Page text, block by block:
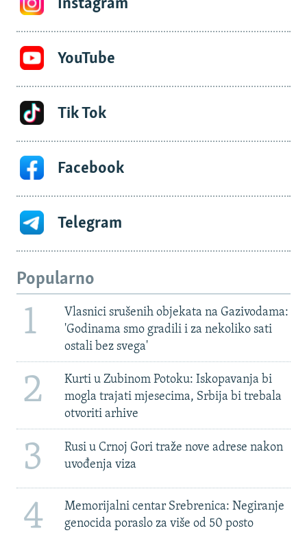
Instagram
YouTube
Tik Tok
Facebook
Telegram
Popularno
1
Vlasnici srušenih objekata na Gazivodama:
'Godinama smo gradili i za nekoliko sati
ostali bez svega'
2
Kurti u Zubinom Potoku: Iskopavanja bi
mogla trajati mjesecima, Srbija bi trebala
otvoriti arhive
3
Rusi u Crnoj Gori traže nove adrese nakon
uvođenja viza
4
Memorijalni centar Srebrenica: Negiranje
genocida poraslo za više od 50 posto